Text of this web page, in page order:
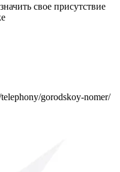
свое присутствие
gorodskoy-nomer/